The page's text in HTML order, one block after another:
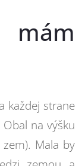
mám
každej strane
na výšku
Mala by